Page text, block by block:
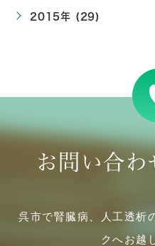
2015年 (29)
お問い合
呉市で腎臓病、人工透析
クへお越